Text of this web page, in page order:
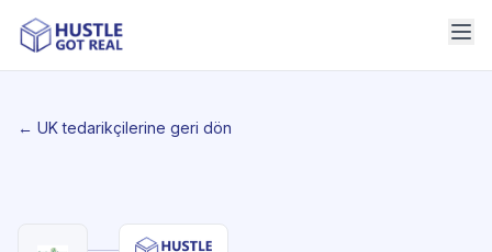
← UK tedarikçilerine geri dön